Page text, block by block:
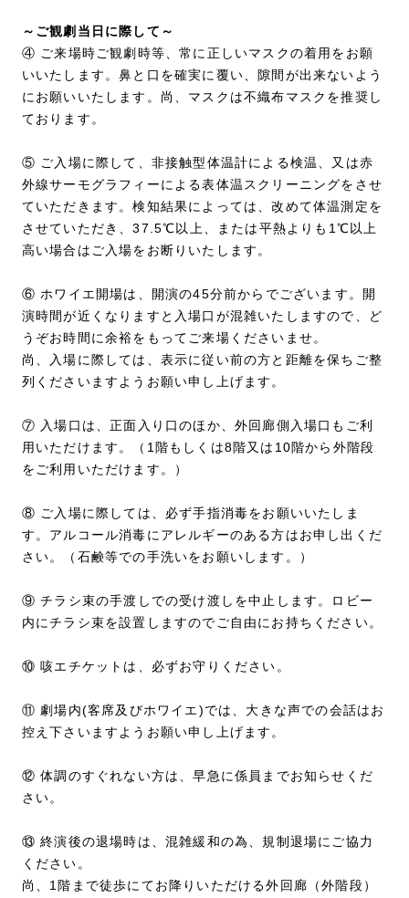
～ご観劇当日に際して～
④ ご来場時ご観劇時等、常に正しいマスクの着用をお願
いいたします。鼻と口を確実に覆い、隙間が出来ないよう
にお願いいたします。尚、マスクは不織布マスクを推奨し
ております。
⑤ ご入場に際して、非接触型体温計による検温、又は赤
外線サーモグラフィーによる表体温スクリーニングをさせ
ていただきます。検知結果によっては、改めて体温測定を
させていただき、37.5℃以上、または平熱よりも1℃以上
高い場合はご入場をお断りいたします。
⑥ ホワイエ開場は、開演の45分前からでございます。開
演時間が近くなりますと入場口が混雑いたしますので、ど
うぞお時間に余裕をもってご来場くださいませ。
尚、入場に際しては、表示に従い前の方と距離を保ちご整
列くださいますようお願い申し上げます。
⑦ 入場口は、正面入り口のほか、外回廊側入場口もご利
用いただけます。（1階もしくは8階又は10階から外階段
をご利用いただけます。）
⑧ ご入場に際しては、必ず手指消毒をお願いいたしま
す。アルコール消毒にアレルギーのある方はお申し出くだ
さい。（石鹸等での手洗いをお願いします。）
⑨ チラシ束の手渡しでの受け渡しを中止します。ロビー
内にチラシ束を設置しますのでご自由にお持ちください。
⑩ 咳エチケットは、必ずお守りください。
⑪ 劇場内(客席及びホワイエ)では、大きな声での会話はお
控え下さいますようお願い申し上げます。
⑫ 体調のすぐれない方は、早急に係員までお知らせくだ
さい。
⑬ 終演後の退場時は、混雑緩和の為、規制退場にご協力
ください。
尚、1階まで徒歩にてお降りいただける外回廊（外階段）